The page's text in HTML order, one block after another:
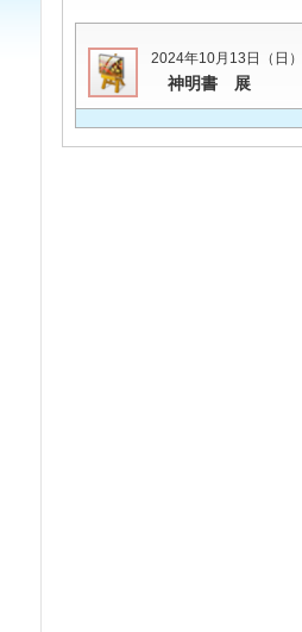
2024年10月13日（日
神明書 展